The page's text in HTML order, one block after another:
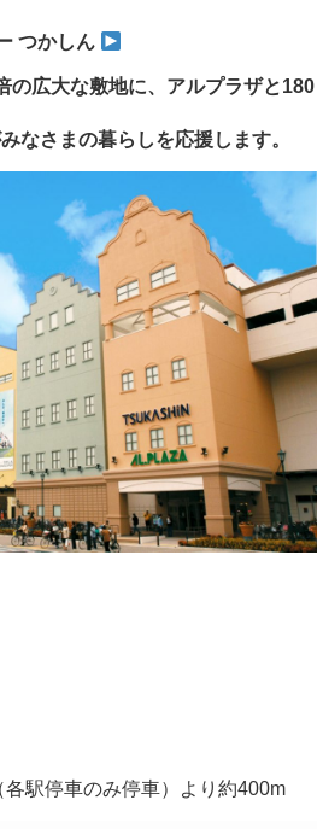
つかしん
の広大な敷地に、アルプラザと180
なさまの暮らしを応援します。
駅停車のみ停車）より約400m